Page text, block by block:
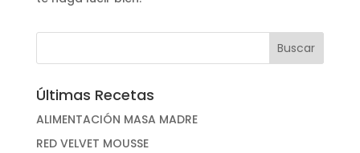
Últimas Recetas
ALIMENTACIÓN MASA MADRE
RED VELVET MOUSSE